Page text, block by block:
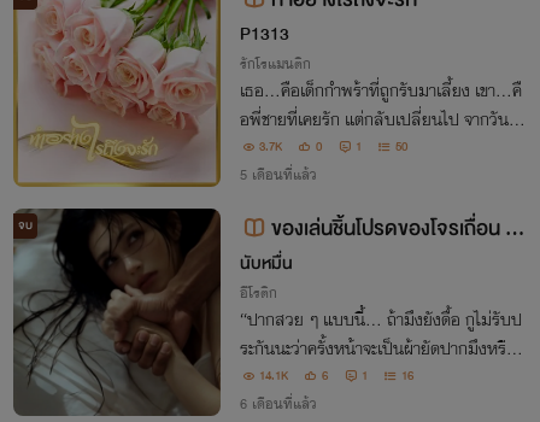
P1313
รักโรแมนติก
เธอ...คือเด็กกำพร้าที่ถูกรับมาเลี้ยง เขา...คื
อพี่ชายที่เคยรัก แต่กลับเปลี่ยนไป จากวันวา
นที่เคยผูกพัน แปรผันเป็นความห่างเหินและ
คำดูแคลน เมื่อรักแรกฝังใจ...แต่สถานะไม่อ
3.7K 0 1 50
5 เดือนที่แล้ว
จบ
ของเล่นชิ้นโปรดของโจรเถื่อน (อิ
โรติก)
นับหมื่น
อีโรติก
“ปากสวย ๆ แบบนี้... ถ้ามึงยังดื้อ กูไม่รับป
ระกันนะว่าครั้งหน้าจะเป็นผ้ายัดปากมึงหรือจ
ะเป็นควxกูที่ยัดเข้าไปจนมึงหายใจไม่ออกแท
น แล้วจะได้รู้ว่าความดื้อรั้นโง่ ๆ มันมีราคาเท่
14.1K 6 1 16
6 เดือนที่แล้ว